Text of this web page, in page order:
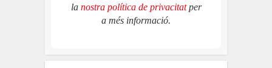
la nostra política de privacitatper
a més informació.